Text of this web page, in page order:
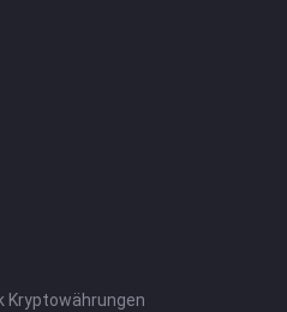
Kryptowährungen